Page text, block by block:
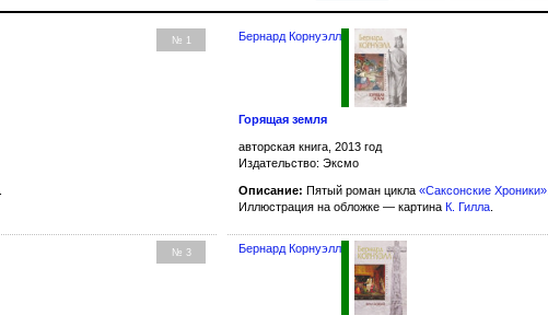
№ 1 Бернард Корнуэлл
Горящая земля
авторская книга, 2013 год
Издательство: Эксмо
Описание: Пятый роман цикла«Саксонские Хроники»
Иллюстрация на обложке — картина К. Гилла
№ 3 Бернард Корнуэлл